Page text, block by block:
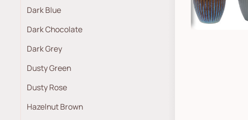
Dark Blue
Dark Chocolate
Dark Grey
Dusty Green
Dusty Rose
Hazelnut Brown